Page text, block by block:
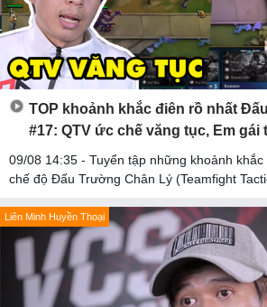
TOP khoảnh khắc điên rồ nhất
#17: QTV ức chế văng tục, Em gái
09/08 14:35 - Tuyển tập những khoảnh
chế độ Đấu Trường Chân Lý (Teamfight
Liên Minh Huyền Thoại